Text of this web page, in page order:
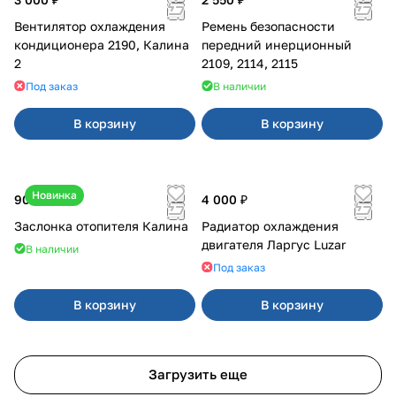
Вентилятор охлаждения
кондиционера 2190, Калина
2
Под заказ
В корзину
Ремень безопасности
передний инерционный
2109, 2114, 2115
В наличии
В корзину
Новинка
900 ₽
Заслонка отопителя Калина
В наличии
В корзину
4 000 ₽
Радиатор охлаждения
двигателя Ларгус Luzar
Под заказ
В корзину
Загрузить еще